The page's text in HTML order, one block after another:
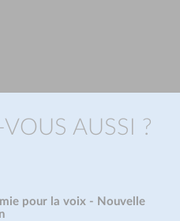
AUSSI ?
pour la voix - Nouvelle